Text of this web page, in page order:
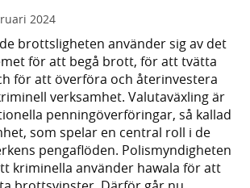
2024
brottsligheten använder sig av det
för att begå brott, för att tvätta
för att överföra och återinvestera
verksamhet. Valutaväxling är
penningöverföringar, så kallad
som spelar en central roll i de
pengaflöden. Polismyndigheten
kriminella använder hawala för att